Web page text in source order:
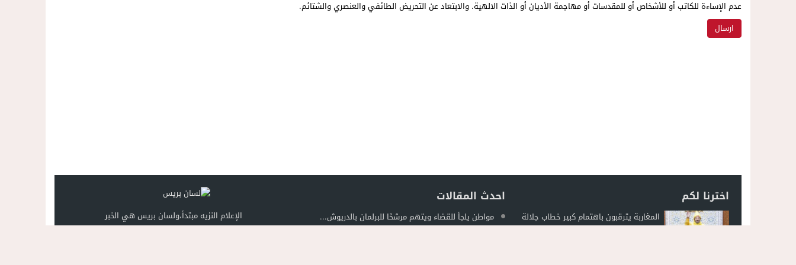
عدم الإساءة للكاتب أو للأشخاص أو للمقدسات أو مهاجمة الأديان أو الذات الالهية. والابتعاد عن التحريض الطائفي والعنصري والشتائم.
اخترنا لكم
المغاربة يترقبون باهتمام كبير خطاب جلالة
الملك في افتتاح البرلمان الجمعة المقبل
احدث المقالات
مواطن يلجأ للقضاء ويتهم مرشحًا للبرلمان بالدريوش...
الإعلام النزيه مبتدأ،ولسان بريس هي الخبر